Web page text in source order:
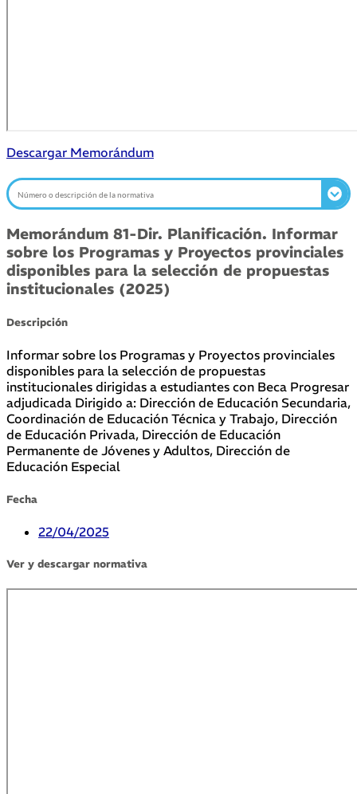
Descargar Memorándum
Memorándum 81-Dir. Planificación. Informar
sobre los Programas y Proyectos provinciales
disponibles para la selección de propuestas
institucionales (2025)
Descripción
Informar sobre los Programas y Proyectos provinciales
disponibles para la selección de propuestas
institucionales dirigidas a estudiantes con Beca Progresar
adjudicada Dirigido a: Dirección de Educación Secundaria,
Coordinación de Educación Técnica y Trabajo, Dirección
de Educación Privada, Dirección de Educación
Permanente de Jóvenes y Adultos, Dirección de
Educación Especial
Fecha
22/04/2025
Ver y descargar normativa